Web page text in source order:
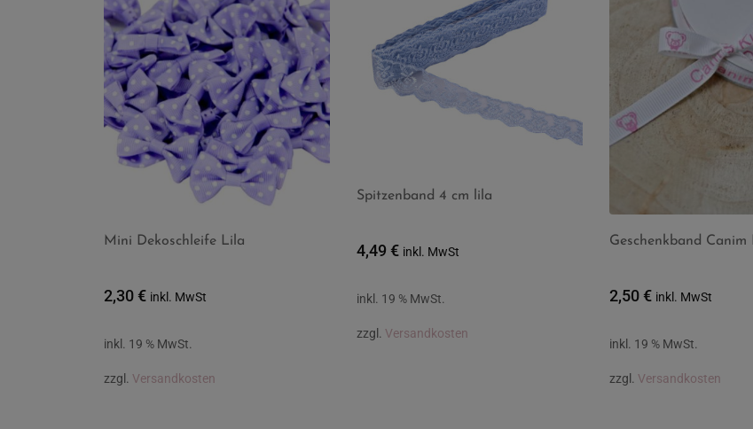
Mini Dekoschleife Lila
2,30 € inkl. MwSt
inkl. 19 % MwSt.
zzgl. Versandkosten
Spitzenband 4 cm lila
4,49 € inkl. MwSt
inkl. 19 % MwSt.
zzgl. Versandkosten
Geschenkband Canim
2,50 € inkl. MwSt
inkl. 19 % MwSt.
zzgl. Versandkosten